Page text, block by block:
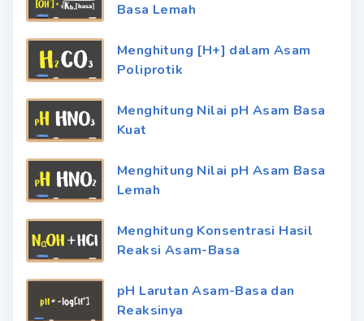
Basa Lemah
Menghitung [H+] dalam Asam
Poliprotik
Menghitung Nilai pH Asam Basa
Kuat
Menghitung Nilai pH Asam Basa
Lemah
Menghitung Konsentrasi Hasil
Reaksi Asam-Basa
pH Larutan Asam-Basa dan
Reaksinya